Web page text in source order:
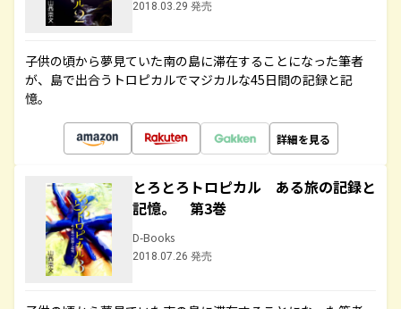
2018.03.29 発売
子供の頃から夢見ていた南の島に滞在することになった筆者
が、島で出合うトロピカルでマジカルな45日間の記録と記
憶。
詳細を見る
とろとろトロピカル ある旅の記録と
記憶。 第3巻
D-Books
2018.07.26 発売